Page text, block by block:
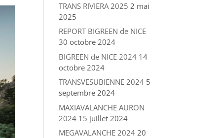
TRANS RIVIERA 2025 2 mai
2025
REPORT BIGREEN de NICE
30 octobre 2024
BIGREEN de NICE 2024 14
octobre 2024
TRANSVESUBIENNE 2024 5
septembre 2024
MAXIAVALANCHE AURON
2024 15 juillet 2024
MEGAVALANCHE 2024 20